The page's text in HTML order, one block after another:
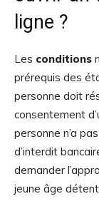
ligne ?
Les conditions
prérequis des
personne doit
consentement
personne n’a
d’interdit
demander
jeune âge